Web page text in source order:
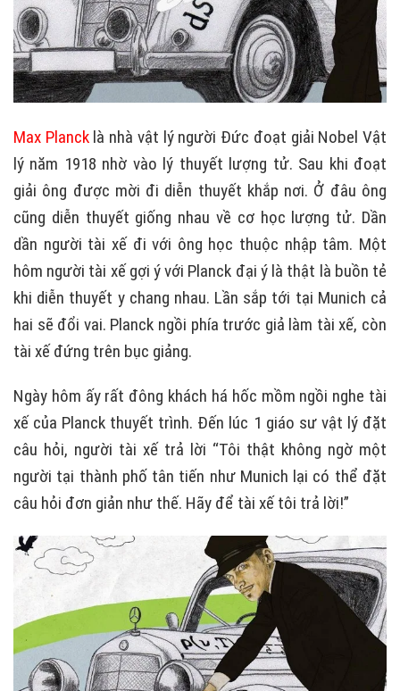
Max Plancklà nhà vật lý người Đức đoạt giải Nobel Vật
lý năm 1918 nhờ vào lý thuyết lượng tử. Sau khi đoạt
giải ông được mời đi diễn thuyết khắp nơi. Ở đâu ông
cũng diễn thuyết giống nhau về cơ học lượng tử. Dần
dần người tài xế đi với ông học thuộc nhập tâm. Một
hôm người tài xế gợi ý với Planck đại ý là thật là buồn tẻ
khi diễn thuyết y chang nhau. Lần sắp tới tại Munich cả
hai sẽ đổi vai. Planck ngồi phía trước giả làm tài xế, còn
tài xế đứng trên bục giảng.
Ngày hôm ấy rất đông khách há hốc mồm ngồi nghe tài
xế của Planck thuyết trình. Đến lúc 1 giáo sư vật lý đặt
câu hỏi, người tài xế trả lời “Tôi thật không ngờ một
người tại thành phố tân tiến như Munich lại có thể đặt
câu hỏi đơn giản như thế. Hãy để tài xế tôi trả lời!”